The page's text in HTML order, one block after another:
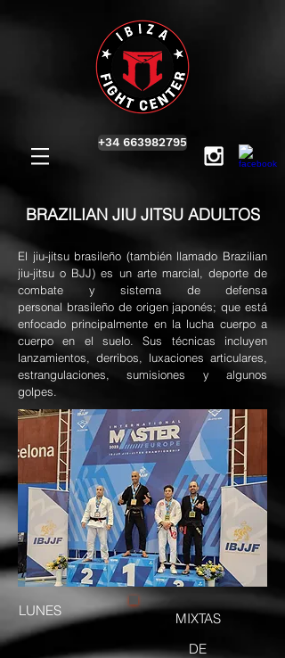
+34 663982795
BRAZILIAN JIU JITSU ADULTOS
El jiu-jitsu brasileño (también llamado Brazilian
jiu-jitsu o BJJ) es un arte marcial, deporte de
combate y sistema de defensa
personal brasileño de origen japonés; que está
enfocado principalmente en la lucha cuerpo a
cuerpo en el suelo. Sus técnicas incluyen
lanzamientos, derribos, luxaciones articulares,
estrangulaciones, sumisiones y algunos
golpes.
LUNES
MIXTAS
DE